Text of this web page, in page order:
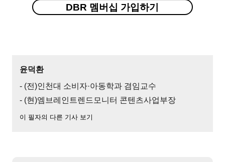
DBR 멤버십 가입하기
윤덕환
- (전)인천대 소비자·아동학과 겸임교수
- (현)엠브레인트렌드모니터 콘텐츠사업부장
이 필자의 다른 기사 보기